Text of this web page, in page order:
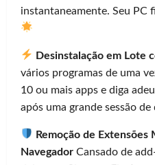
instantaneamente. Seu PC
Desinstalação em Lote
vários programas de uma
10 ou mais apps e diga
após uma grande sessão
Remoção de Extensões
Navegador Cansado de